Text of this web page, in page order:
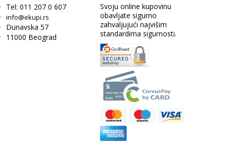
Tel: 011 207 0 607
info@ekupi.rs
Dunavska 57
11000 Beograd
Svoju online kupovinu
obavljate sigurno
zahvaljujući najvišim
standardima sigurnosti.